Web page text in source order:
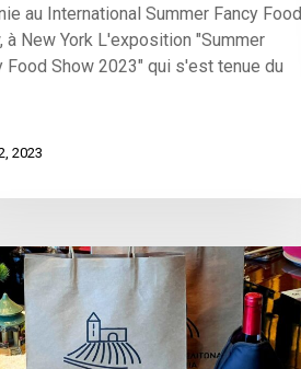
au International Summer Fancy Food
à New York L'exposition "Summer
Food Show 2023" qui s'est tenue du
2023